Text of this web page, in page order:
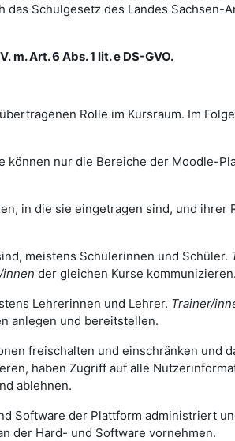
Schulgesetz des Landes Sachsen-
Art. 6 Abs. 1 lit. e DS-GVO.
Rolle im Kursraum. Im
nur die Bereiche der Moodle-
in die sie eingetragen sind, und ihrer
meistens Schülerinnen und Schüler.
innen der gleichen Kurse kommunizieren.
Lehrerinnen und Lehrer. Trainer/
anlegen und bereitstellen.
freischalten und einschränken und
haben Zugriff auf alle
ablehnen.
Software der Plattform administriert
der Hard- und Software vornehmen.